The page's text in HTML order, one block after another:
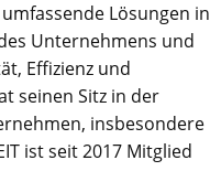
Lösungen in
Unternehmens und
Effizienz und
seinen Sitz in der
insbesondere
ist seit 2017 Mitglied